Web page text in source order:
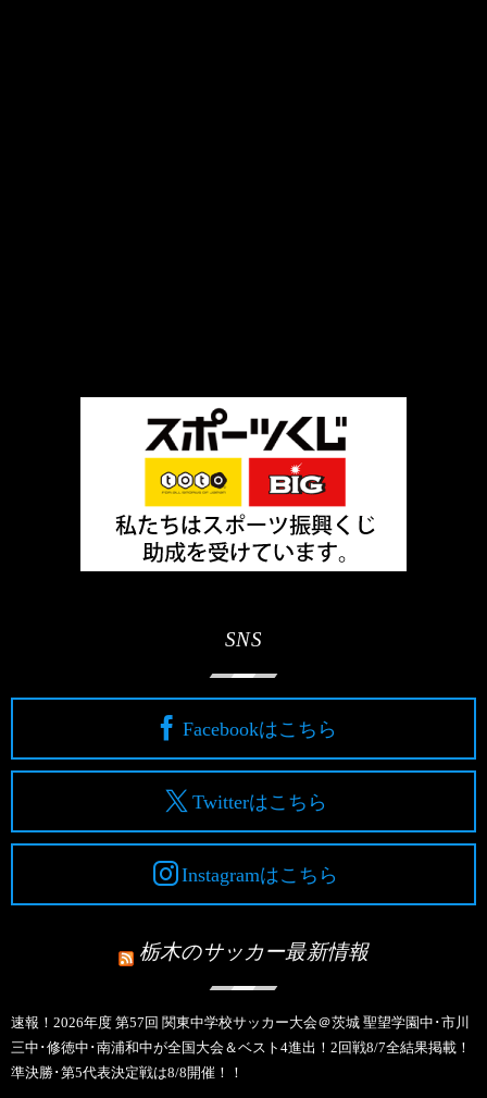
SNS
Facebookはこちら
Twitterはこちら
Instagramはこちら
栃木のサッカー最新情報
速報！2026年度 第57回 関東中学校サッカー大会＠茨城 聖望学園中･市川
三中･修徳中･南浦和中が全国大会＆ベスト4進出！2回戦8/7全結果掲載！
準決勝･第5代表決定戦は8/8開催！！